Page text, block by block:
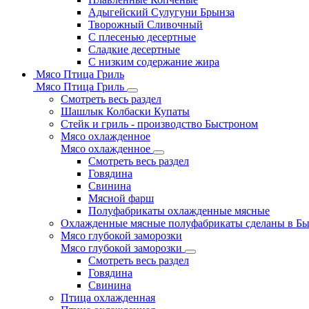
Адыгейский Сулугуни Брынза
Творожный Сливочный
С плесенью десертные
Сладкие десертные
С низким содержание жира
Мясо Птица Гриль
Мясо Птица Гриль
Смотреть весь раздел
Шашлык Колбаски Купаты
Стейк и гриль - производство Быстроном
Мясо охлажденное
Мясо охлажденное
Смотреть весь раздел
Говядина
Свинина
Мясной фарш
Полуфабрикаты охлажденные мясные
Охлажденные мясные полуфабрикаты сделаны в
Мясо глубокой заморозки
Мясо глубокой заморозки
Смотреть весь раздел
Говядина
Свинина
Птица охлажденная